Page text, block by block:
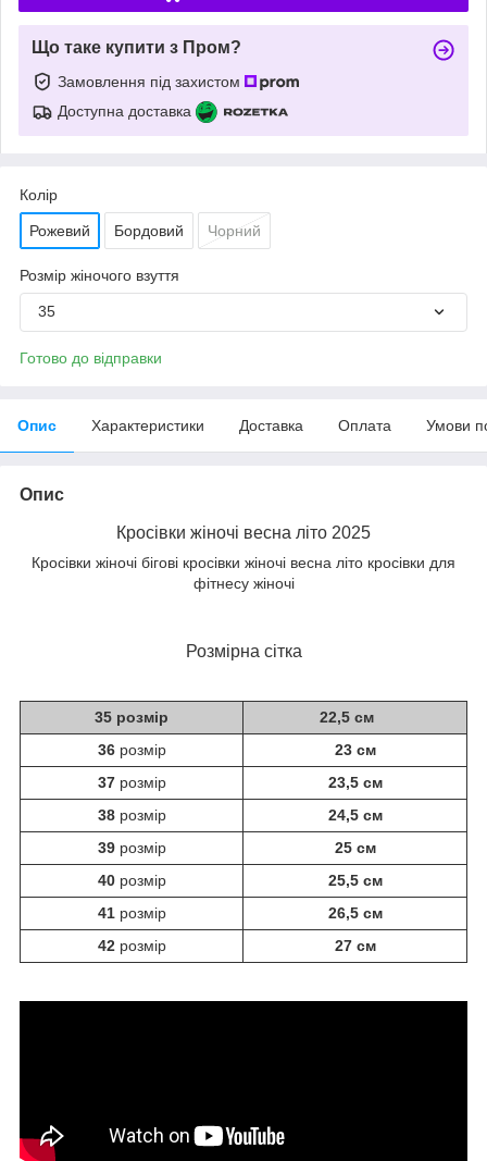
Що таке купити з Пром?
Замовлення під захистом
Доступна доставка
Колір
Рожевий Бордовий Чорний
Розмір жіночого взуття
35
Готово до відправки
Опис Характеристики Доставка Оплата Умови
Опис
Кросівки жіночі весна літо 2025
Кросівки жіночі бігові кросівки жіночі весна літо кросівки для
фітнесу жіночі
Розмірна сітка
35 розмір
22,5 см
36 розмір
23 см
37 розмір
23,5 см
38 розмір
24,5 см
39 розмір
25 см
40 розмір
25,5 см
41 розмір
26,5 см
42 розмір 27 см